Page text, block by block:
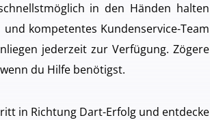
in den Händen halten
kompetentes Kundenservice-Team
jederzeit zur Verfügung. Zögere
du Hilfe benötigst.
in Richtung Dart-Erfolg und entdecke